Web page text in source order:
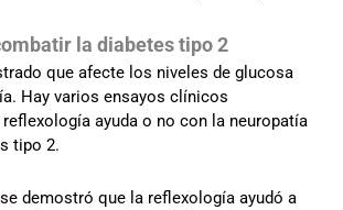
la diabetes tipo 2
que afecte los niveles de glucosa
Hay varios ensayos clínicos
ayuda o no con la neuropatía
tipo 2.
se demostró que la reflexología ayudó a